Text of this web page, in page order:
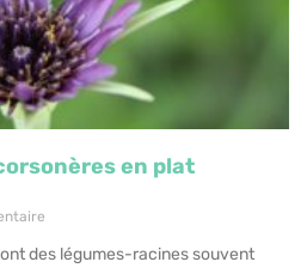
en plat
des légumes-racines souvent